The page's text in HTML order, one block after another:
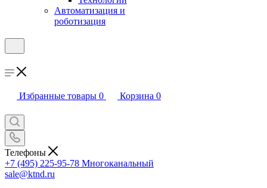
Автоматизация и
роботизация
Избранные товары 0 Корзина 0
Телефоны
+7 (495) 225-95-78 Многоканальный
sale@ktnd.ru